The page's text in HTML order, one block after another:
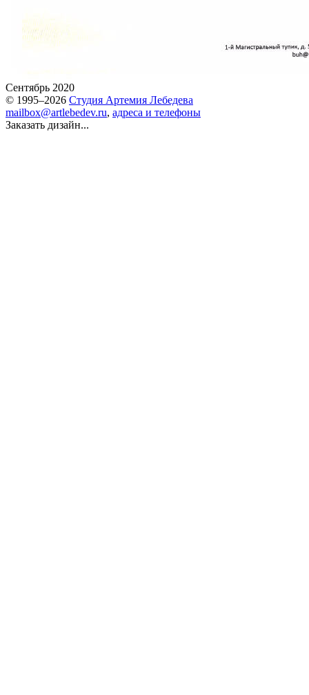
Сентябрь 2020
© 1995–2026 Студия Артемия Лебедева
mailbox@artlebedev.ru, адреса и телефоны
Заказать дизайн...